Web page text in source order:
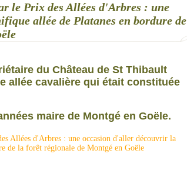
le Prix des Allées d'Arbres : une
allée de Platanes en bordure de
du Château de St Thibault
allée cavalière qui était constituée
maire de Montgé en Goële.